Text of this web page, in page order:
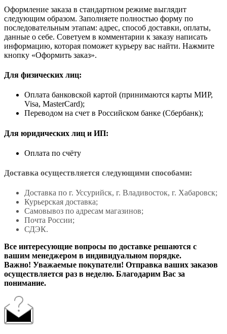
Оформление заказа в стандартном режиме выглядит
следующим образом. Заполняете полностью форму по
последовательным этапам: адрес, способ доставки, оплаты,
данные о себе. Советуем в комментарии к заказу написать
информацию, которая поможет курьеру вас найти. Нажмите
кнопку «Оформить заказ».
Для физических лиц:
Оплата банковской картой (принимаются карты МИР,
Visa, MasterCard);
Переводом на счет в Российском банке (Сбербанк);
Для юридических лиц и ИП:
Оплата по счёту
Доставка осуществляется следующими способами:
Доставка по г. Уссурийск, г. Владивосток, г. Хабаровск;
Курьерская доставка;
Самовывоз по адресам магазинов;
Почта России;
СДЭК.
Все интересующие вопросы по доставке решаются с
вашим менеджером в индивидуальном порядке.
Важно! Уважаемые покупатели! Отправка ваших заказов
осуществляется раз в неделю. Благодарим Вас за
понимание.